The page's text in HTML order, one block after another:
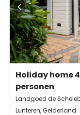
Holiday home 4
personen
Landgoed de
Lunteren, Gelderland